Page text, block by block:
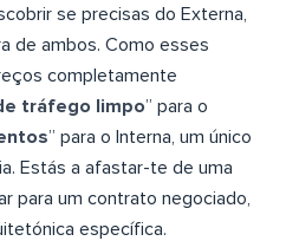
se precisas do Externa,
de ambos. Como esses
completamente
tráfego limpo” para o
” para o Interna, um único
Estás a afastar-te de uma
para um contrato negociado,
específica.